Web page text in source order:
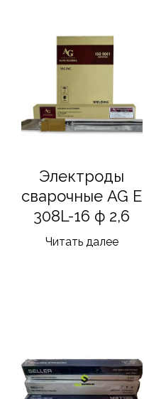
Электроды
сварочные AG E
308L-16 ф 2,6
Читать далее